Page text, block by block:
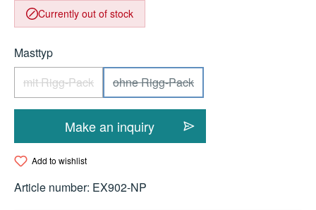
Currently out of stock
Select
Masttyp
mit Rigg-Pack(This option is currently unavailable.)
ohne Rigg-Pack(This option is currently unavailable.)
Make an inquiry
Add to wishlist
Article number: EX902-NP